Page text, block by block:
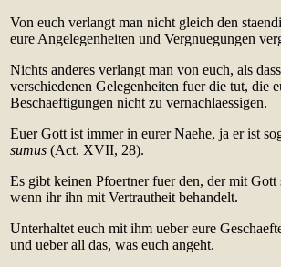
Von euch verlangt man nicht gleich den
eure Angelegenheiten und Vergnuegungen
Nichts anderes verlangt man von euch, als
verschiedenen Gelegenheiten fuer die tut, die
Beschaeftigungen nicht zu vernachlaessigen.
Euer Gott ist immer in eurer Naehe, ja er ist
sumus (Act. XVII, 28).
Es gibt keinen Pfoertner fuer den, der mit
wenn ihr ihn mit Vertrautheit behandelt.
Unterhaltet euch mit ihm ueber eure
und ueber all das, was euch angeht.